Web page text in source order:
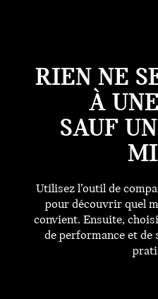
RIEN NE
À
SAUF
Utilisez l’outil de
pour découvrir quel
convient. Ensuite,
de performance et de